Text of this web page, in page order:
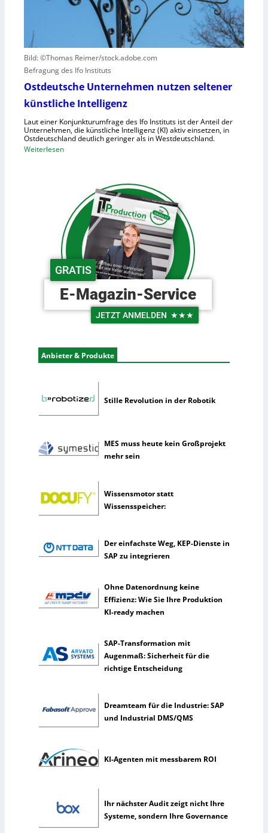
c
e
n
o
h
e
n
u
m
a
n
o
i
d
e
R
r
i
n
d
e
r
L
o
s
t
Bild: ©Thomas Reimer/stock.adobe.com
Befragung des Ifo Instituts
Ostdeutsche Unternehmen nutzen seltener
künstliche Intelligenz
Laut einer Konjunkturumfrage des Ifo Instituts ist der Anteil der
Unternehmen, die künstliche Intelligenz (KI) aktiv einsetzen, in
Ostdeutschland deutlich geringer als in Westdeutschland.
Weiterlesen:
u
t
s
c
h
e
U
n
r
n
m
u
n
s
t
r
s
t
h
e
n
t
i
g
GRATIS
E-Magazin-Service
JETZT ANMELDEN ★★★
Anbieter & Produkte
Stille Revolution in der Robotik
MES muss heute kein Großprojekt
mehr sein
Wissensmotor statt
Wissensspeicher:
Der einfachste Weg, KEP-Dienste in
SAP zu integrieren
Ohne Datenordnung keine
Effizienz: Wie Sie Ihre Produktion
KI-ready machen
SAP-Transformation mit
Augenmaß: Sicherheit für die
richtige Entscheidung
Dreamteam für die Industrie: SAP
und Industrial DMS/QMS
KI-Agenten mit messbarem ROI
Ihr nächster Audit zeigt nicht Ihre
Systeme, sondern Ihre Governance